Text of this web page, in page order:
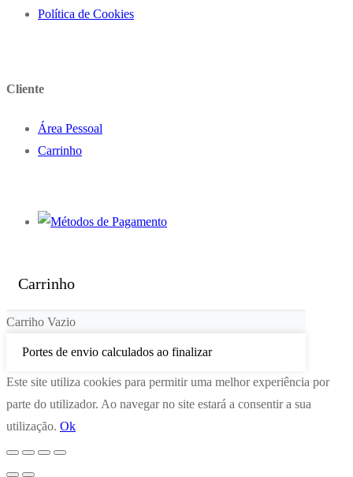
Política de Cookies
Cliente
Área Pessoal
Carrinho
Carrinho
Carriho Vazio
Portes de envio calculados ao finalizar
Este site utiliza cookies para permitir uma melhor experiência por
parte do utilizador. Ao navegar no site estará a consentir a sua
utilização. Ok